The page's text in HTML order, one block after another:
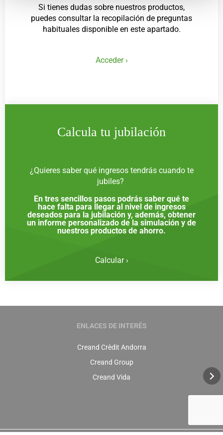
Si tienes dudas sobre nuestros productos,
puedes consultar la recopilación de preguntas
habituales disponible en este apartado.
Acceder ›
Calcula tu jubilación
¿Quieres saber qué ingresos tendrás cuando te
jubiles?
En tres sencillos pasos podrás saber qué te
hace falta para llegar al nivel de ingresos
deseados para la jubilación y, además, obtener
un informe personalizado de la simulación y de
nuestros productos de ahorro.
Calcular ›
ENLACES DE INTERÉS
Creand Crèdit Andorra
Creand Group
Creand Vida